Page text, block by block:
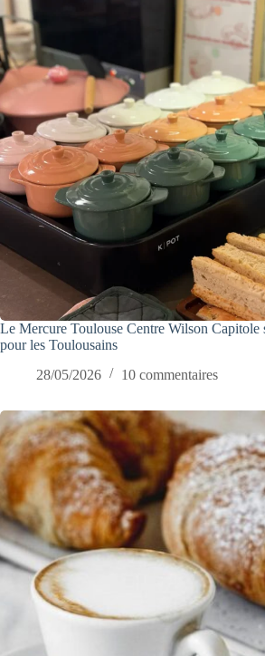
Le Mercure Toulouse Centre Wilson Capitole
pour les Toulousains
28/05/2026
10 commentaires